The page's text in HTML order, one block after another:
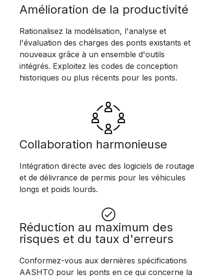
Amélioration de la productivité
Rationalisez la modélisation, l'analyse et
l'évaluation des charges des ponts existants et
nouveaux grâce à un ensemble d'outils
intégrés. Exploitez les codes de conception
historiques ou plus récents pour les ponts.
Collaboration harmonieuse
Intégration directe avec des logiciels de routage
et de délivrance de permis pour les véhicules
longs et poids lourds.
Réduction au maximum des
risques et du taux d'erreurs
Conformez-vous aux dernières spécifications
AASHTO pour les ponts en ce qui concerne la